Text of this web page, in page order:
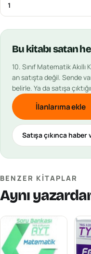
1
Bu kitabısatan
10. Sınıf Matematik Akıllı
an satışta değil. Sende
belirle. Ya da satışa
İlanlarıma ekle
Satışa çıkınca haber
BENZER KITAPLAR
Aynı